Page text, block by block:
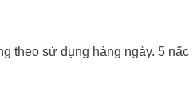
theo sử dụng hàng ngày. 5